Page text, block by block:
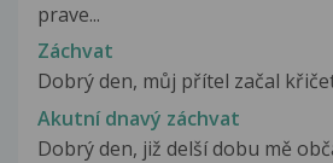
prave...
Záchvat
Dobrý den, můj přítel začal
Akutní dnavý záchvat
Dobrý den, již delší dobu mě